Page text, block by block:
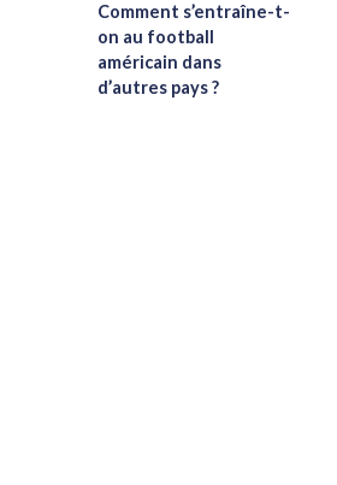
Comment s’entraîne-t-
on au football
américain dans
d’autres pays ?